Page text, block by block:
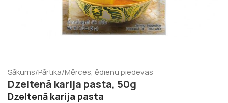
Sākums/Pārtika/Mērces, ēdienu piedevas
Dzeltenā karija pasta, 50g
Dzeltenā karija pasta